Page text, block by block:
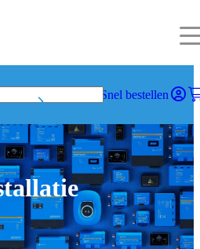
Snel bestellen